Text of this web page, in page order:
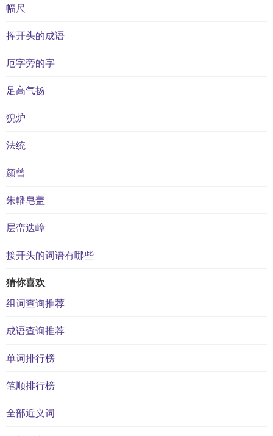
幅尺
挥开头的成语
厄字旁的字
足高气扬
猊炉
法统
颜曾
朱轓皂盖
层峦迭嶂
接开头的词语有哪些
猜你喜欢
组词查询推荐
成语查询推荐
单词排行榜
笔顺排行榜
全部近义词